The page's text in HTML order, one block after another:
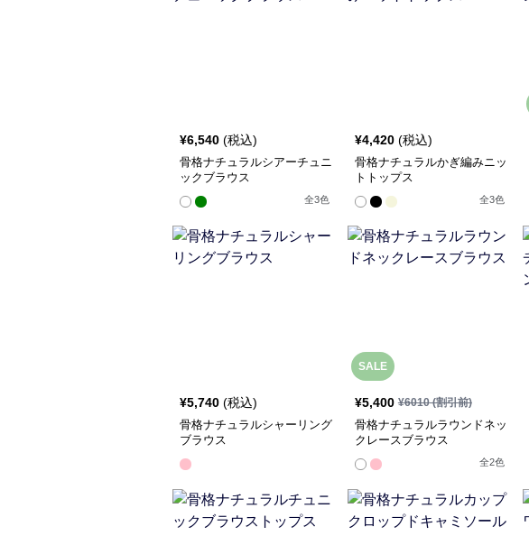
¥6,540 (税込)
骨格ナチュラルシアーチュニ
ックブラウス
全3色
¥4,420 (税込)
骨格ナチュラルかぎ編みニッ
トトップス
全3色
¥5,740 (税込)
骨格ナチュラルシャーリング
ブラウス
SALE
¥5,400 ¥6010(割引前)
骨格ナチュラルラウンドネッ
クレースブラウス
全2色